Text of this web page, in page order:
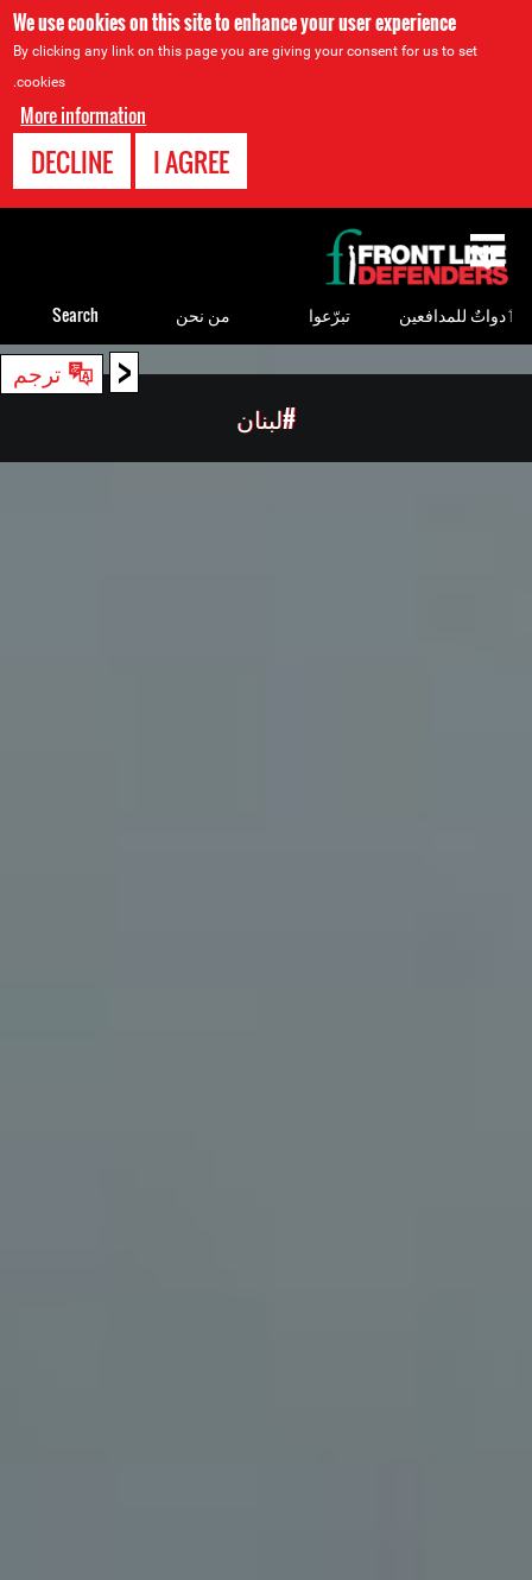
We use cookies on this site to enhance your user experience
By clicking any link on this page you are giving your consent for us to set
cookies.
More information
I AGREE
DECLINE
< ترجم
#لبنان
to
top
ٲدواتٌ للمدافعين تبرّعوا من نحن Search